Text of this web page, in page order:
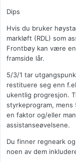
Dips
Hvis du bruker
markløft (RDL) som
Frontbøy kan være
framside lår.
5/3/1 tar
restituere seg enn
ukentlig progresjon.
styrkeprogram, mens
en faktor og/eller
assistanseøvelsene.
Du finner regneark
noen av dem